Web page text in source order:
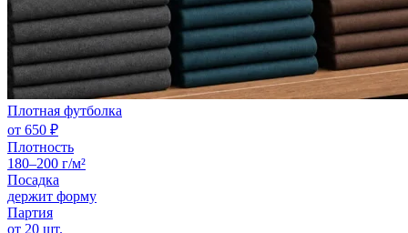
Плотная футболка
от 650 ₽
Плотность
180–200 г/м²
Посадка
держит форму
Партия
от 20 шт.